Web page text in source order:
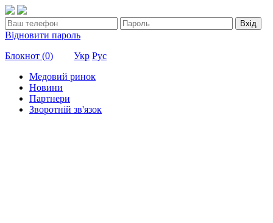
Вхід
Відновити пароль
Блокнот (0) Укр Рус
Медовий ринок
Новини
Партнери
Зворотній зв'язок